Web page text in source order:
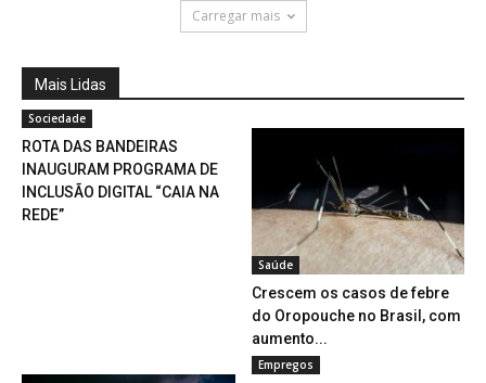
Carregar mais
Mais Lidas
Sociedade
ROTA DAS BANDEIRAS
INAUGURAM PROGRAMA DE
INCLUSÃO DIGITAL “CAIA NA
REDE”
Saúde
Crescem os casos de febre
do Oropouche no Brasil, com
aumento...
Empregos